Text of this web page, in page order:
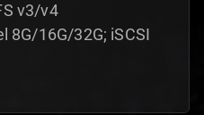
v3/v4
8G/16G/32G; iSCSI